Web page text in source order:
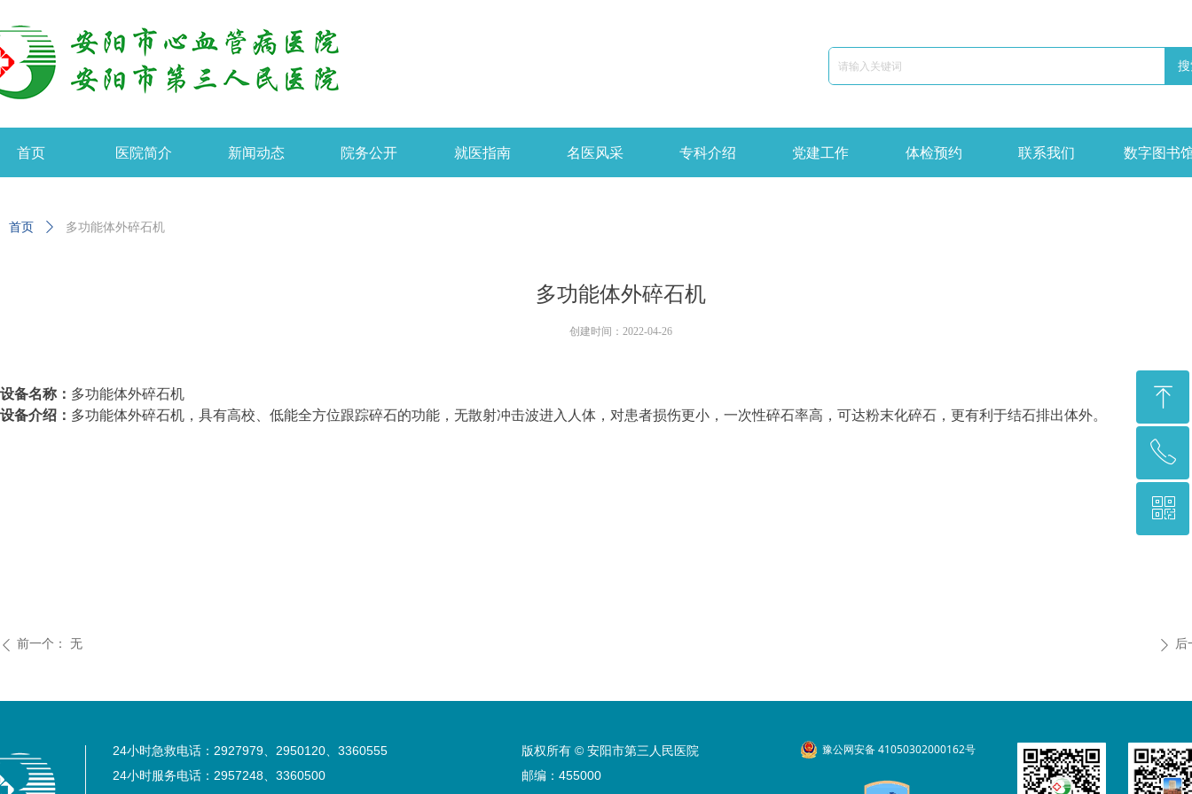
首页 医院简介 新闻动态 院务公开 就医指南 名医风采 专科介绍 党建工作 体检预约 联系我们 数字图书
多功能体外碎石机
设备名称： 多功能体外碎石机
设备介绍： 多功能体外碎石机，具有高校、低能全方位跟踪碎石的功能，无散射冲击波进入人体，对患者损伤更小，一次性碎石率高，可达粉末化碎石，更有利于结石排出体外。
ꄴ 前一个： 无 ꄲ 后
首页 ꄲ 多功能体外碎石机
创建时间： 2022-04-26
24小时急救电话：2927979、2950120、3360555
24小时服务电话：2957248、3360500
版权所有 © 安阳市第三人民医院
邮编：455000
豫公网安备 41050302000162号
ꁸ
回到顶部
ꂅ
0372-2927979
ꀥ